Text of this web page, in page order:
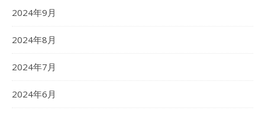
2024年9月
2024年8月
2024年7月
2024年6月